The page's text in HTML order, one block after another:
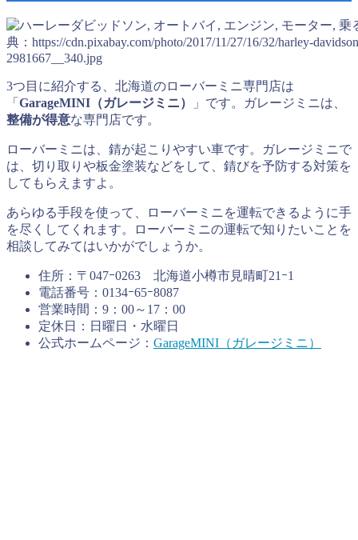
典：https://cdn.pixabay.com/photo/2017/11/27/16/32/harley-
2981667__340.jpg
3つ目に紹介する、北海道のローバーミニ専門店は
「 GarageMINI（ガレージミニ）
」です。ガレージミニは、
整備が得意な専門店です。
ローバーミニは、錆が起こりやすい車です。ガレージミニで
は、切り取りや板金塗装などをして、錆びを予防する対策を
してもらえますよ。
あらゆる手段を使って、ローバーミニを運転できるように手
を尽くしてくれます。ローバーミニの運転で知りたいことを
相談してみてはいかがでしょうか。
住所：〒047ｰ0263 北海道小樽市見晴町21ｰ1
電話番号：0134ｰ65ｰ8087
営業時間：9：00～17：00
定休日：日曜日・水曜日
公式ホームページ： GarageMINI（ガレージミニ）